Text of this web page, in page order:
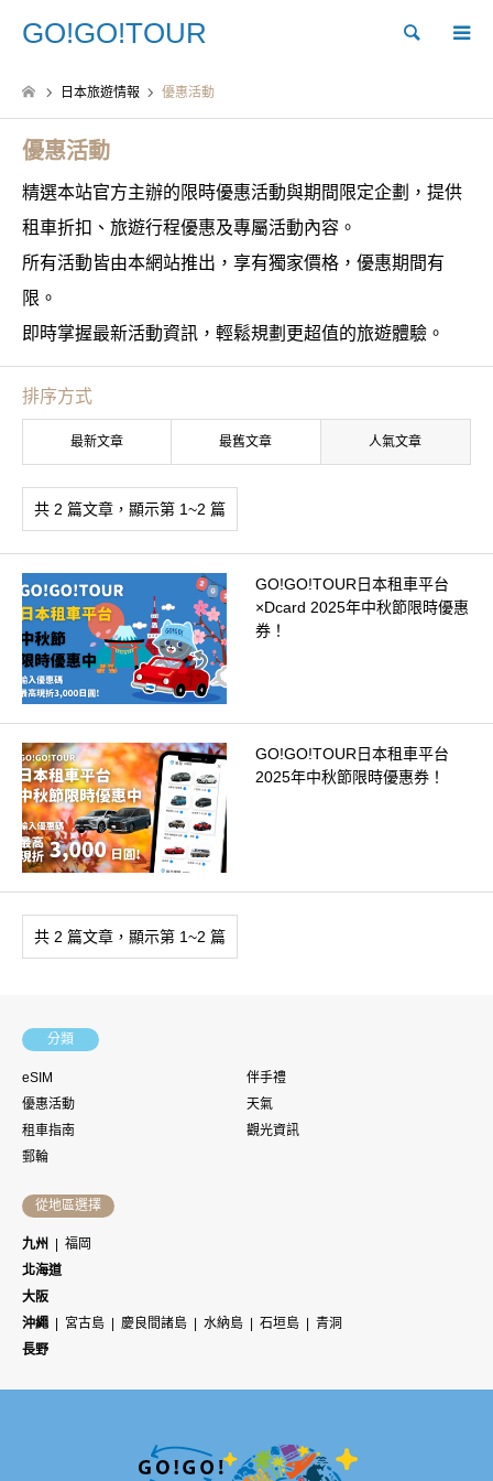
GO!GO!TOUR Search
日本旅遊情報 優惠活動
優惠活動
精選本站官方主辦的限時優惠活動與期間限定企劃，提供
租車折扣、旅遊行程優惠及專屬活動內容。
所有活動皆由本網站推出，享有獨家價格，優惠期間有
限。
即時掌握最新活動資訊，輕鬆規劃更超值的旅遊體驗。
排序方式
最新文章 最舊文章 人氣文章
共 2 篇文章，顯示第 1~2 篇
GO!GO!TOUR日本租車平台
×Dcard 2025年中秋節限時優惠
券！
GO!GO!TOUR日本租車平台
2025年中秋節限時優惠券！
共 2 篇文章，顯示第 1~2 篇
分類
eSIM
伴手禮
優惠活動
天氣
租車指南
觀光資訊
郵輪
從地區選擇
九州
福岡
北海道
大阪
沖繩
宮古島 慶良間諸島 水納島 石垣島
青洞
長野